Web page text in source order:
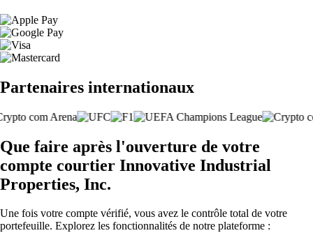
Partenaires internationaux
Que faire après l'ouverture de votre
compte courtier Innovative Industrial
Properties, Inc.
Une fois votre compte vérifié, vous avez le contrôle total de votre
portefeuille. Explorez les fonctionnalités de notre plateforme :